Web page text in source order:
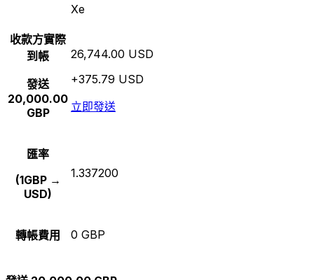
Xe
收款方實際
到帳
發送
20,000.00
GBP
26,744.00 USD
+375.79 USD
立即發送
匯率
(1GBP →
USD)
1.337200
轉帳費用 0 GBP